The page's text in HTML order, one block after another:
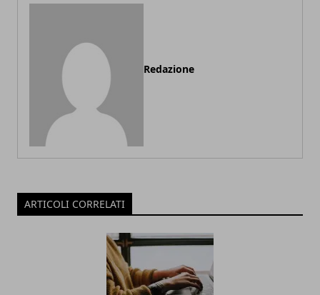
Redazione
ARTICOLI CORRELATI